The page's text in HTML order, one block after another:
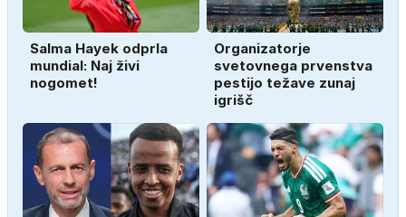
Salma Hayek odprla
mundial: Naj živi
nogomet!
Organizatorje
svetovnega prvenstva
pestijo težave zunaj
igrišč